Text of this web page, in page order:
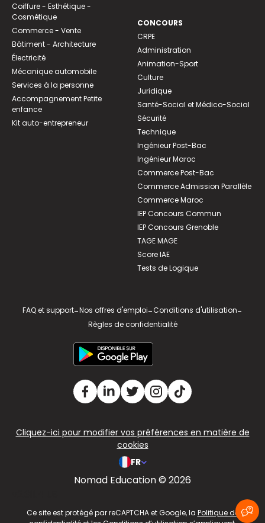
Coiffure - Esthétique -
Cosmétique
Commerce - Vente
Bâtiment - Architecture
Électricité
Mécanique automobile
Services à la personne
Accompagnement Petite
enfance
Kit auto-entrepreneur
CONCOURS
CRPE
Administration
Animation-Sport
Culture
Juridique
Santé-Social et Médico-Social
Sécurité
Technique
Ingénieur Post-Bac
Ingénieur Maroc
Commerce Post-Bac
Commerce Admission Parallèle
Commerce Maroc
IEP Concours Commun
IEP Concours Grenoble
TAGE MAGE
Score IAE
Tests de Logique
FAQ et support-Nos offres d'emploi-Conditions d'utilisation-
Règles de confidentialité
Cliquez-ici pour modifier vos préférences en matière de
cookies
FR
Nomad Education © 2026
Ce site est protégé par reCAPTCHA et Google, la Politique de